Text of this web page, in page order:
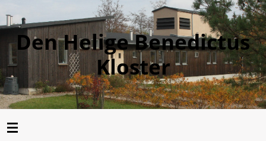
Den Helige Benedictus
Kloster